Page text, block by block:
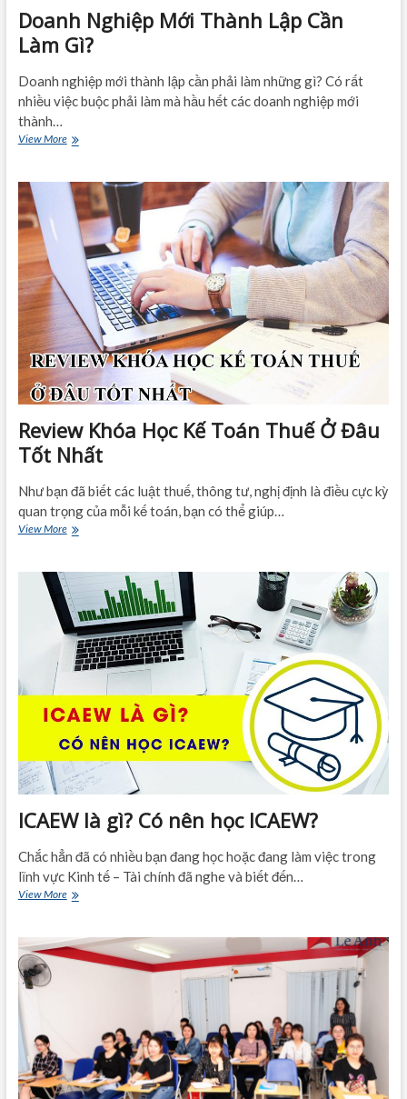
Doanh Nghiệp Mới Thành Lập Cần
Làm Gì?
Doanh nghiệp mới thành lập cần phải làm những gì? Có rất
nhiều việc buộc phải làm mà hầu hết các doanh nghiệp mới
thành…
View MoreDoanh
Thành
Lập
Cần
Làm
Review Khóa Học Kế Toán Thuế Ở Đâu
Tốt Nhất
Như bạn đã biết các luật thuế, thông tư, nghị định là điều cực kỳ
quan trọng của mỗi kế toán, bạn có thể giúp…
View MoreReview
Kế
Toán
Thuế
Ở
Đâu
Tốt
Nhất
ICAEW là gì? Có nên học ICAEW?
Chắc hẳn đã có nhiều bạn đang học hoặc đang làm việc trong
lĩnh vực Kinh tế – Tài chính đã nghe và biết đến…
View MoreICAEW
Có
nên